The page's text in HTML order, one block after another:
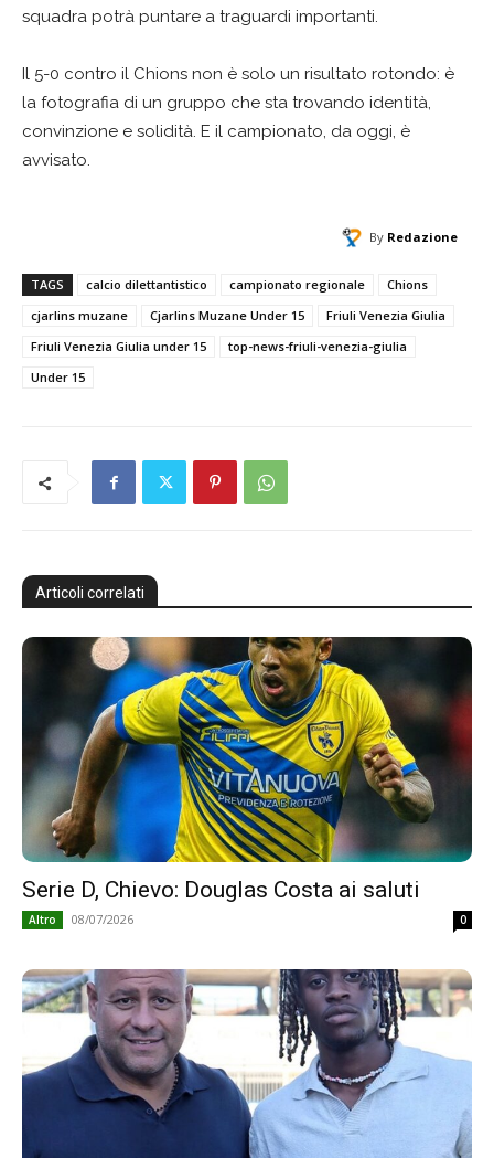
squadra potrà puntare a traguardi importanti.
Il 5-0 contro il Chions non è solo un risultato rotondo: è
la fotografia di un gruppo che sta trovando identità,
convinzione e solidità. E il campionato, da oggi, è
avvisato.
By Redazione
TAGS calcio dilettantistico campionato regionale
Chions
cjarlins muzane
Cjarlins Muzane Under 15
Friuli Venezia Giulia
Friuli Venezia Giulia under 15
top-news-friuli-venezia-giulia
Under 15
Articoli correlati
Serie D, Chievo: Douglas Costa ai saluti
Altro 08/07/2026 0